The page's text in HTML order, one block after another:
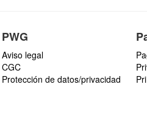
PWG
Aviso legal
CGC
Protección de datos/privacidad